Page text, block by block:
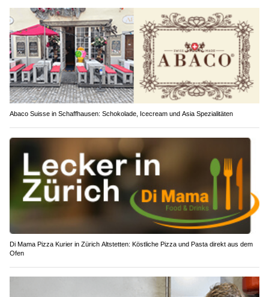
Abaco Suisse in Schaffhausen: Schokolade, Icecream und Asia Spezialitäten
Di Mama Pizza Kurier in Zürich Altstetten: Köstliche Pizza und Pasta direkt aus dem
Ofen